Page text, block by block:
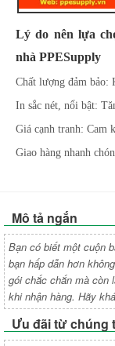
Lý do nên lựa
nhà PPESupply
Chất lượng đảm bảo:
In sắc nét, nổi bật:
Giá cạnh tranh: Cam
Giao hàng nhanh
Mô tả ngắn
Bạn có biết một cuộn
bạn hấp dẫn hơn
gói chắc chắn mà còn
khi nhận hàng. Hãy
Ưu đãi từ chúng